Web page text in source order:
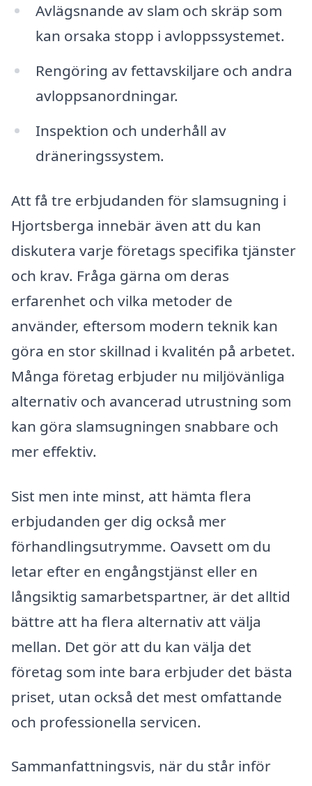
Avlägsnande av slam och skräp som
kan orsaka stopp i avloppssystemet.
Rengöring av fettavskiljare och andra
avloppsanordningar.
Inspektion och underhåll av
dräneringssystem.
Att få tre erbjudanden för slamsugning i
Hjortsberga innebär även att du kan
diskutera varje företags specifika tjänster
och krav. Fråga gärna om deras
erfarenhet och vilka metoder de
använder, eftersom modern teknik kan
göra en stor skillnad i kvalitén på arbetet.
Många företag erbjuder nu miljövänliga
alternativ och avancerad utrustning som
kan göra slamsugningen snabbare och
mer effektiv.
Sist men inte minst, att hämta flera
erbjudanden ger dig också mer
förhandlingsutrymme. Oavsett om du
letar efter en engångstjänst eller en
långsiktig samarbetspartner, är det alltid
bättre att ha flera alternativ att välja
mellan. Det gör att du kan välja det
företag som inte bara erbjuder det bästa
priset, utan också det mest omfattande
och professionella servicen.
Sammanfattningsvis, när du står inför